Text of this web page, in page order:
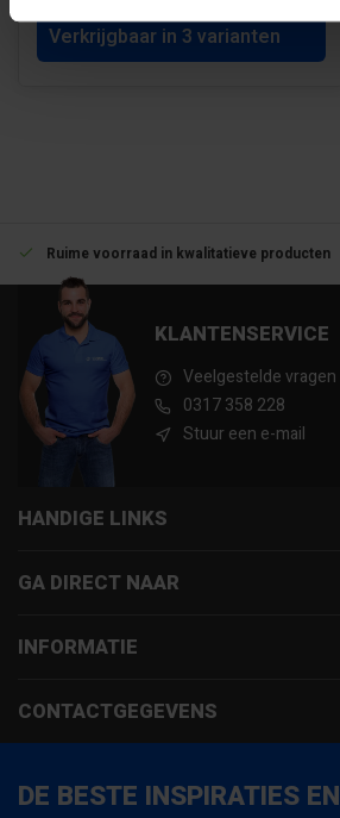
Verkrijgbaar in 3 varianten
Ruime voorraad in kwalitatieve producten
KLANTENSERVICE
Veelgestelde vragen
0317 358 228
Stuur een e-mail
HANDIGE LINKS
GA DIRECT NAAR
INFORMATIE
CONTACTGEGEVENS
DE BESTE INSPIRATIES EN